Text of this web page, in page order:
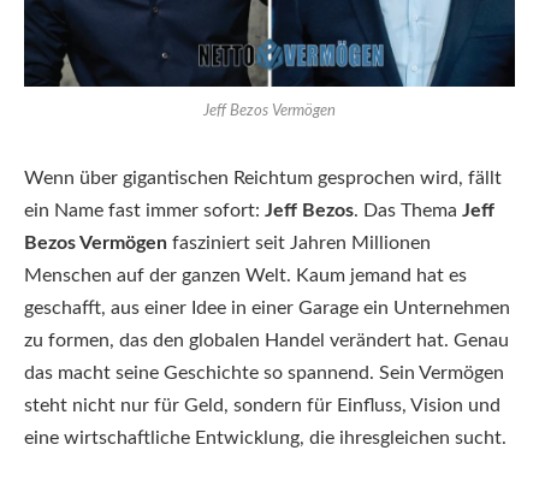
Jeff Bezos Vermögen
Wenn über gigantischen Reichtum gesprochen wird, fällt
ein Name fast immer sofort: Jeff Bezos. Das Thema Jeff
Bezos Vermögen fasziniert seit Jahren Millionen
Menschen auf der ganzen Welt. Kaum jemand hat es
geschafft, aus einer Idee in einer Garage ein Unternehmen
zu formen, das den globalen Handel verändert hat. Genau
das macht seine Geschichte so spannend. Sein Vermögen
steht nicht nur für Geld, sondern für Einfluss, Vision und
eine wirtschaftliche Entwicklung, die ihresgleichen sucht.